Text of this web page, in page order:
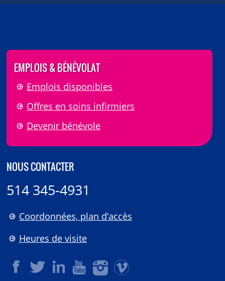
EMPLOIS & BÉNÉVOLAT
Emplois disponibles
Offres en soins infirmiers
Devenir bénévole
NOUS CONTACTER
514 345-4931
Coordonnées, plan d’accès
Heures de visite